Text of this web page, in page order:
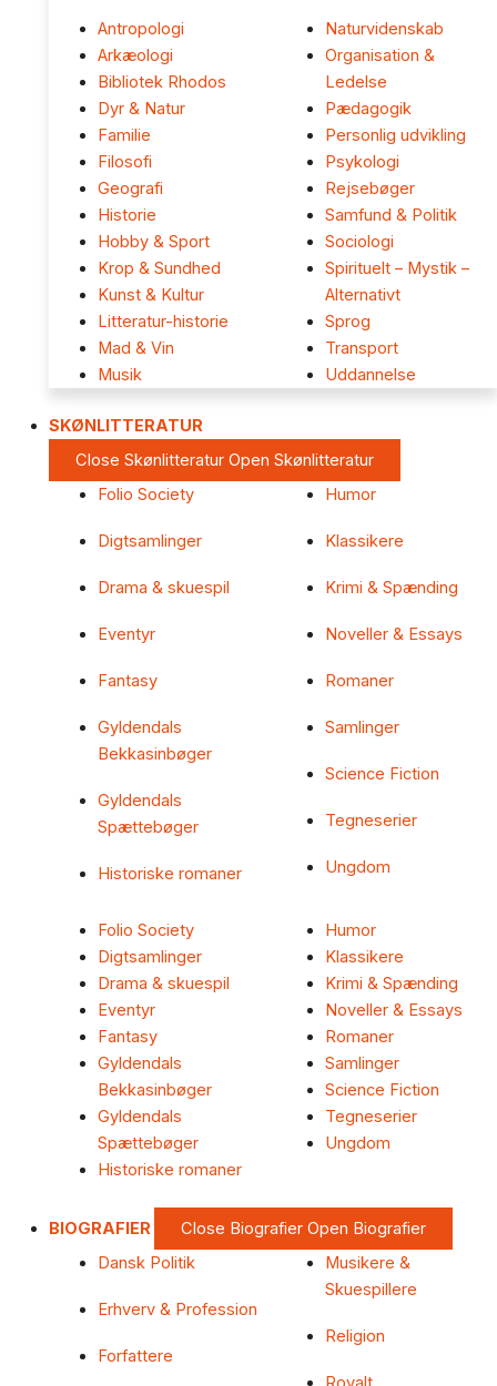
Antropologi
Arkæologi
Bibliotek Rhodos
Dyr & Natur
Familie
Filosofi
Geografi
Historie
Hobby & Sport
Krop & Sundhed
Kunst & Kultur
Litteratur-historie
Mad & Vin
Musik
Naturvidenskab
Organisation &
Ledelse
Pædagogik
Personlig udvikling
Psykologi
Rejsebøger
Samfund & Politik
Sociologi
Spirituelt – Mystik –
Alternativt
Sprog
Transport
Uddannelse
SKØNLITTERATUR
Close Skønlitteratur Open Skønlitteratur
Folio Society
Digtsamlinger
Drama & skuespil
Eventyr
Fantasy
Gyldendals
Bekkasinbøger
Gyldendals
Spættebøger
Historiske romaner
Humor
Klassikere
Krimi & Spænding
Noveller & Essays
Romaner
Samlinger
Science Fiction
Tegneserier
Ungdom
Folio Society
Digtsamlinger
Drama & skuespil
Eventyr
Fantasy
Gyldendals
Bekkasinbøger
Gyldendals
Spættebøger
Historiske romaner
Humor
Klassikere
Krimi & Spænding
Noveller & Essays
Romaner
Samlinger
Science Fiction
Tegneserier
Ungdom
BIOGRAFIER Close Biografier Open Biografier
Dansk Politik
Erhverv & Profession
Forfattere
Musikere &
Skuespillere
Religion